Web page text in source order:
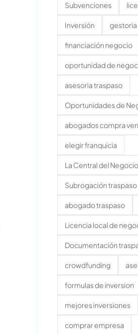
Subvenciones
Inversión
financiación negocio
oportunidad de
asesoria traspaso
Oportunidades de
abogados compra
elegir franquicia
La Central del Negocio
Subrogación traspaso
abogado traspaso
Licencia local de
Documentación
crowdfunding
formulas de inversion
mejores inversiones
comprar empresa